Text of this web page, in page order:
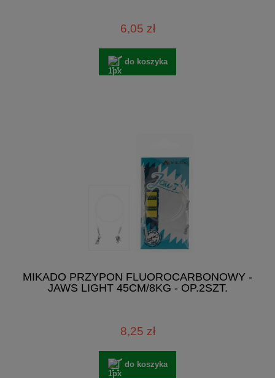
6,05 zł
do koszyka
MIKADO PRZYPON FLUOROCARBONOWY -
JAWS LIGHT 45CM/8KG - OP.2SZT.
8,25 zł
do koszyka